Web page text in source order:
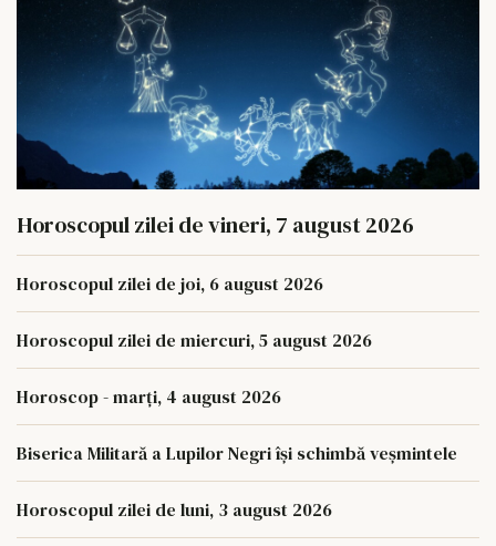
Horoscopul zilei de vineri, 7 august 2026
Horoscopul zilei de joi, 6 august 2026
Horoscopul zilei de miercuri, 5 august 2026
Horoscop - marți, 4 august 2026
Biserica Militară a Lupilor Negri își schimbă veșmintele
Horoscopul zilei de luni, 3 august 2026